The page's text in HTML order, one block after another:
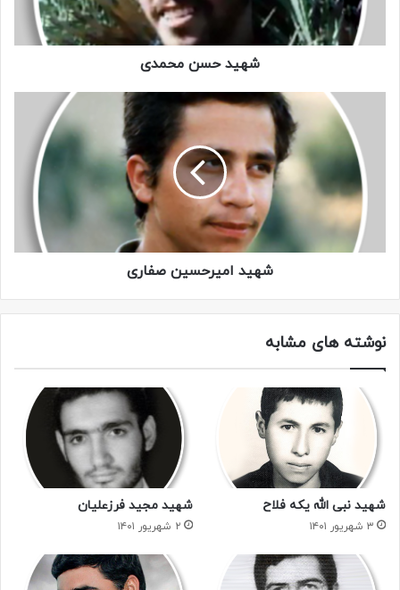
شهید حسن محمدی
شهید امیرحسین صفاری
نوشته های مشابه
شهید نبی الله یکه فلاح
۳ شهریور ۱۴۰۱
شهید مجید فرزعلیان
۲ شهریور ۱۴۰۱